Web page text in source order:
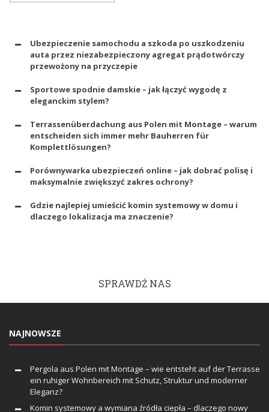
Ubezpieczenie samochodu a szkoda po uszkodzeniu
auta przez niezabezpieczony agregat prądotwórczy
przewożony na przyczepie
Sportowe spodnie damskie – jak łączyć wygodę z
eleganckim stylem?
Terrassenüberdachung aus Polen mit Montage – warum
entscheiden sich immer mehr Bauherren für
Komplettlösungen?
Porównywarka ubezpieczeń online – jak dobrać polisę i
maksymalnie zwiększyć zakres ochrony?
Gdzie najlepiej umieścić komin systemowy w domu i
dlaczego lokalizacja ma znaczenie?
SPRAWDŹ NAS
NAJNOWSZE
Pergola aus Polen mit Montage – wie entsteht auf der Terrasse
ein ruhiger Wohnbereich mit Schutz, Struktur und moderner
Eleganz?
Komin systemowy a wymiana źródła ciepła – dlaczego nowy